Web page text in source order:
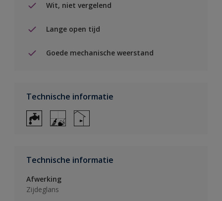
Wit, niet vergelend
Lange open tijd
Goede mechanische weerstand
Technische informatie
Technische informatie
Afwerking
Zijdeglans